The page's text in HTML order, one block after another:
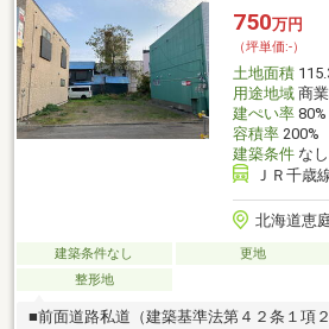
820m）◆恵明中学校 徒歩28分（約
歩4分（約280m）
750万円
（坪単価:-）
土地面積
用途地域商
建ぺい率80%
容積率200%
建築条件なし
ＪＲ千歳
北海道恵
建築条件なし 更地
整形地
■前面道路私道（建築基準法第４２条１項